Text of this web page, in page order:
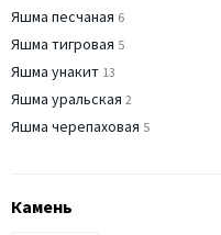
Яшма песчаная 6
Яшма тигровая 5
Яшма унакит 13
Яшма уральская 2
Яшма черепаховая 5
Камень